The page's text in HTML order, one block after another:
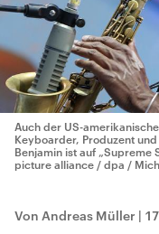
Auch der US-
Keyboarder, Produzent
Benjamin ist auf „Supreme
picture alliance / dpa /
Von Andreas Müller |